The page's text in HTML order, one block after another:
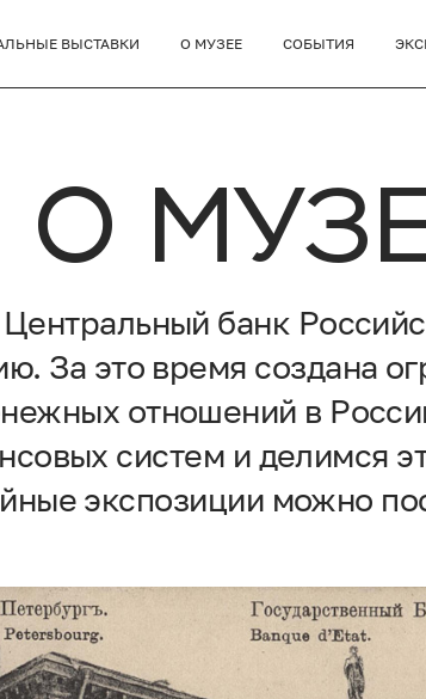
ВЫСТАВКИ О МУЗЕЕ СОБЫТИЯ
О
банк
За это время создана
отношений в
систем и делимся
экспозиции можно